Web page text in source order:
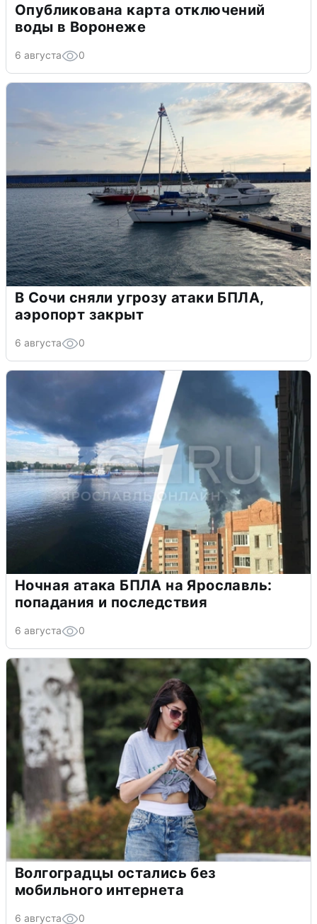
Опубликована карта отключений
воды в Воронеже
6 августа 0
В Сочи сняли угрозу атаки БПЛА,
аэропорт закрыт
6 августа 0
Ночная атака БПЛА на Ярославль:
попадания и последствия
6 августа 0
Волгоградцы остались без
мобильного интернета
6 августа 0